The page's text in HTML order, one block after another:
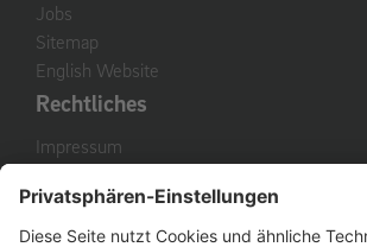
Jobs
Sitemap
English Website
Rechtliches
Impressum
Nutzungsbedingungen
Hinweisgebersystem